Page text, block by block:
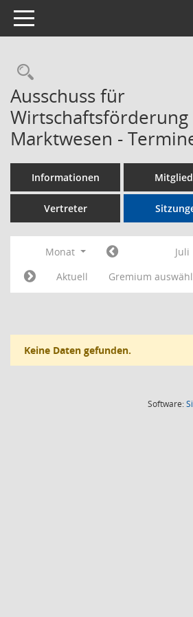
Toggle navigation
Rechercheauswahl
Ausschuss für
Wirtschaftsförderung
Marktwesen -
Informationen
Vertreter
Monat Juli
Aktuell
Gremium
Keine Daten gefunden.
Software: